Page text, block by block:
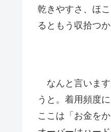
乾きやすさ、ほ
るともう収拾つ
なんと言います
うと。着用頻度
ここは「お金を